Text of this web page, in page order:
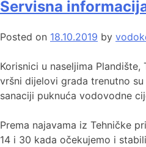
Servisna
Posted on 18.10.2019 by
Korisnici u naseljima
vršni dijelovi grada trenutno
sanaciji puknuća vodovodne
Prema najavama iz Tehničke
14 i 30 kada očekujemo i